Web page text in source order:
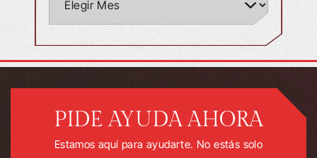
PIDE AYUDA AHORA
Estamos aquí para ayudarte. No estás solo